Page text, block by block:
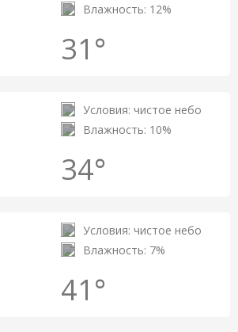
Влажность: 12%
31°
Условия: чистое небо
Влажность: 10%
34°
Условия: чистое небо
Влажность: 7%
41°